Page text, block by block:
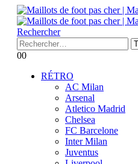
Rechercher
00
RÉTRO
AC Milan
Arsenal
Atletico Madrid
Chelsea
FC Barcelone
Inter Milan
Juventus